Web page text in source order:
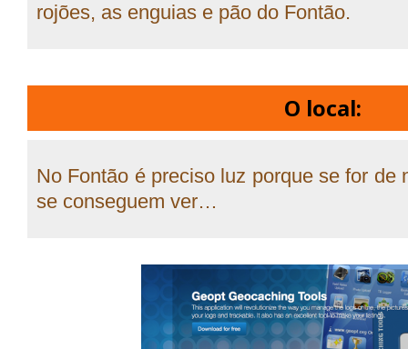
rojões, as enguias e pão do Fontão.
O local:
No Fontão é preciso luz porque se for de
se conseguem ver…